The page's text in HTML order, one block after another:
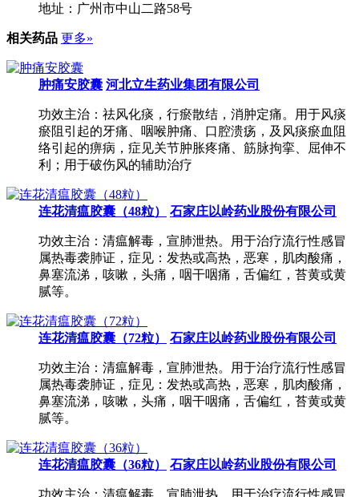
地址：广州市中山二路58号
相关药品 更多»
肿痛安胶囊 河北立生药业集团有限公司
功效主治：祛风化痰，行瘀散结，消肿定痛。用于风痰
瘀阻引起的牙痛、咽喉肿痛、口腔溃疡，及风痰瘀血阻
络引起的痹病，症见关节肿胀疼痛、筋脉拘挛、屈伸不
利；用于破伤风的辅助治疗
连花清瘟胶囊（48粒） 石家庄以岭药业股份有限公司
功效主治：清瘟解毒，宣肺泄热。用于治疗流行性感冒
属热毒袭肺证，症见：发热或高热，恶寒，肌肉酸痛，
鼻塞流涕，咳嗽，头痛，咽干咽痛，舌偏红，苔黄或黄
腻等。
连花清瘟胶囊（72粒） 石家庄以岭药业股份有限公司
功效主治：清瘟解毒，宣肺泄热。用于治疗流行性感冒
属热毒袭肺证，症见：发热或高热，恶寒，肌肉酸痛，
鼻塞流涕，咳嗽，头痛，咽干咽痛，舌偏红，苔黄或黄
腻等。
连花清瘟胶囊（36粒） 石家庄以岭药业股份有限公司
功效主治：清瘟解毒，宣肺泄热。用于治疗流行性感冒